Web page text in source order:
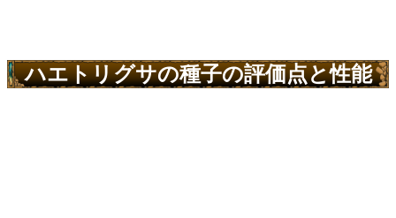
ハエトリグサの種子の評価点と性能